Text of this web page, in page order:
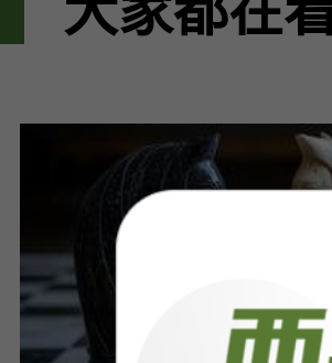
大家都在